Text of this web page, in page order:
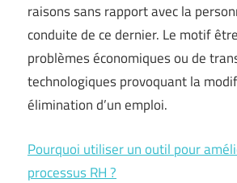
raisons sans rapport avec la
conduite de ce dernier. Le motif
problèmes économiques ou de
technologiques provoquant la
élimination d’un emploi.
Pourquoi utiliser un outil pour
processus RH ?